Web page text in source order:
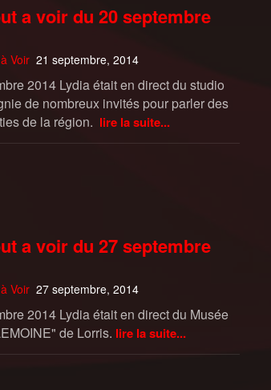
a voir du 20 septembre
Voir 21 septembre, 2014
2014 Lydia était en direct du studio
de nombreux invités pour parler des
de la région. lire la suite...
a voir du 27 septembre
Voir 27 septembre, 2014
2014 Lydia était en direct du Musée
de Lorris. lire la suite...